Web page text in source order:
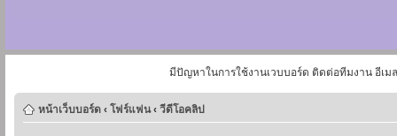
มีปัญหาในการใช้งานเวบบอร์ด ติดต่อทีมงาน อีเม
หน้าเว็บบอร์ด ‹ โฟร์แฟน ‹ วีดีโอคลิป